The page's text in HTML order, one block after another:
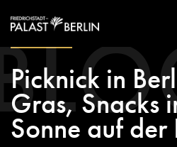
Picknick in
Gras, Snacks
Sonne auf der